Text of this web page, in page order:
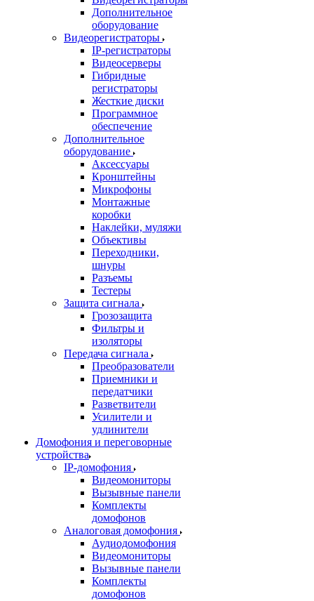
Дополнительное
оборудование
Видеорегистраторы
IP-регистраторы
Видеосерверы
Гибридные
регистраторы
Жесткие диски
Программное
обеспечение
Дополнительное
оборудование
Аксессуары
Кронштейны
Микрофоны
Монтажные
коробки
Наклейки, муляжи
Объективы
Переходники,
шнуры
Разъемы
Тестеры
Защита сигнала
Грозозащита
Фильтры и
изоляторы
Передача сигнала
Преобразователи
Приемники и
передатчики
Разветвители
Усилители и
удлинители
Домофония и переговорные
устройства
IP-домофония
Видеомониторы
Вызывные панели
Комплекты
домофонов
Аналоговая домофония
Аудиодомофония
Видеомониторы
Вызывные панели
Комплекты
домофонов